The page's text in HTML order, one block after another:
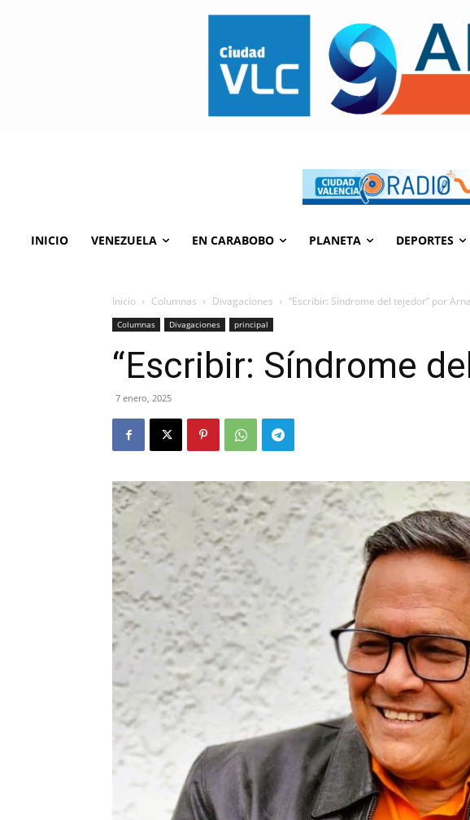
INICIO VENEZUELA EN CARABOBO PLANETA DEPORTES
Inicio Columnas Divagaciones “Escribir: Síndrome del tejedor” por
Columnas Divagaciones principal
“Escribir: Síndrome
7 enero, 2025